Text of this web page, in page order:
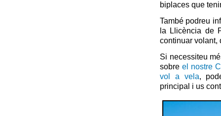
biplaces que
També podreu
la Llicència de
continuar volant,
Si necessiteu
sobre el nostre
vol a vela,
principal i us